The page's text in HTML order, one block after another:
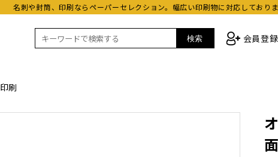
名刺や封筒、印刷ならペーパーセレクション。幅広い印刷物に対応しておりま
検索 会員登録
印刷